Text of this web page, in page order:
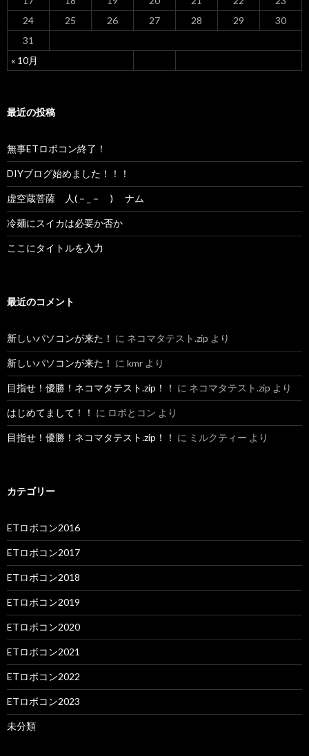
« 10月
24
25 26 27 28 29
30
31
最近の投稿
無事ETロボコン終了！
DIYブログ始めました！！！
虚空蔵菩薩 人(－_－ ) ナム
冷麺にスイカは必要か否か
ここにタイトルを入力
最近のコメント
新しいパソコンが来た！ に ネコマタテスト.zip より
新しいパソコンが来た！ に kmr より
目指せ！優勝！ネコマタテスト.zip！！ に ネコマタテスト.zip より
はじめてまして！！ に ロボとコン より
目指せ！優勝！ネコマタテスト.zip！！ に ミルクティー より
カテゴリー
ETロボコン2016
ETロボコン2017
ETロボコン2018
ETロボコン2019
ETロボコン2020
ETロボコン2021
ETロボコン2022
ETロボコン2023
未分類